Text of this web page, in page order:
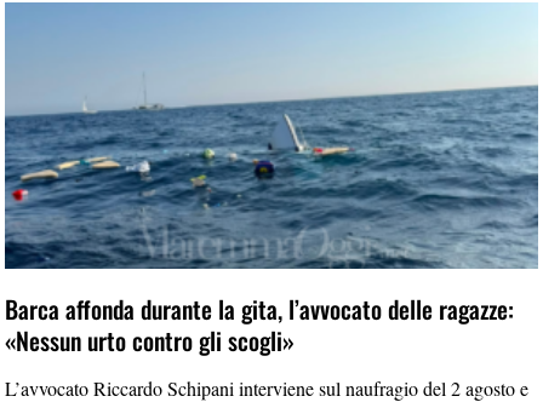
Barca affonda durante la gita, l’avvocato delle ragazze:
«Nessun urto contro gli scogli»
L’avvocato Riccardo Schipani interviene sul naufragio del 2 agosto e